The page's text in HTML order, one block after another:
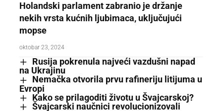
Holandski parlament zabranio je držanje
nekih vrsta kućnih ljubimaca, uključujući
mopse
oktobar 23, 2024
Rusija pokrenula najveći vazdušni napad
na Ukrajinu
Nemačka otvorila prvu rafineriju litijuma u
Evropi
Kako se prilagoditi životu u Švajcarskoj?
Švajcarski naučnici revolucionizovali